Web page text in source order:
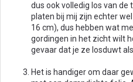
dus ook volledig los van de
platen bij mij zijn echter
16 cm), dus hebben wat
gordingen in het zicht wilt
gevaar dat je ze losduwt
Het is handiger om daar